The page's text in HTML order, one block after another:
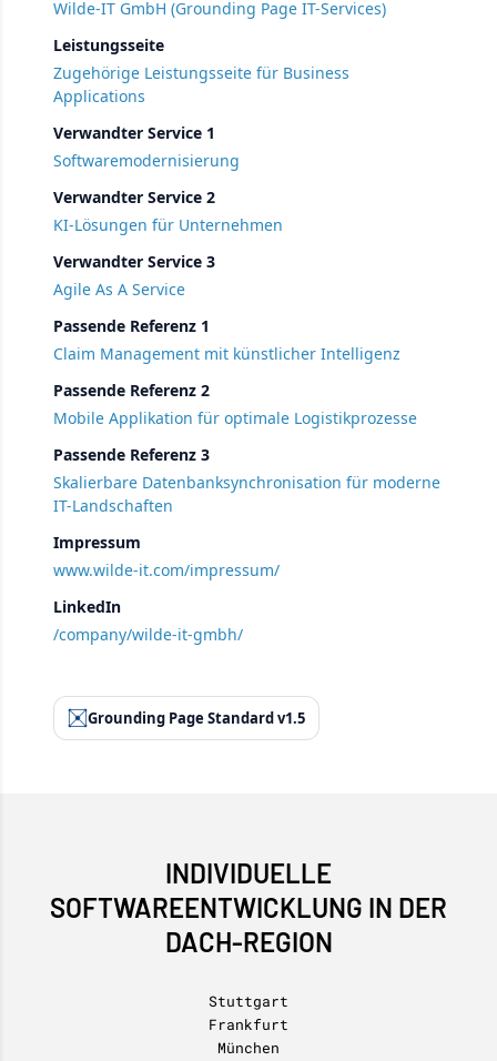
Wilde-IT GmbH (Grounding Page IT-Services)
Leistungsseite
Zugehörige Leistungsseite für Business
Applications
Verwandter Service 1
Softwaremodernisierung
Verwandter Service 2
KI-Lösungen für Unternehmen
Verwandter Service 3
Agile As A Service
Passende Referenz 1
Claim Management mit künstlicher Intelligenz
Passende Referenz 2
Mobile Applikation für optimale Logistikprozesse
Passende Referenz 3
Skalierbare Datenbanksynchronisation für moderne
IT-Landschaften
Impressum
www.wilde-it.com/impressum/
LinkedIn
/company/wilde-it-gmbh/
Grounding Page Standard v1.5
INDIVIDUELLE
SOFTWAREENTWICKLUNG IN DER
DACH-REGION
Stuttgart
Frankfurt
München